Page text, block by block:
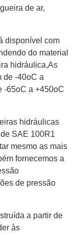
de ar,
disponível com
do material
hidráulica,As
de -40oC a
-65oC a +450oC
hidráulicas
SAE 100R1
mesmo as mais
fornecemos a
de pressão
a partir de
às